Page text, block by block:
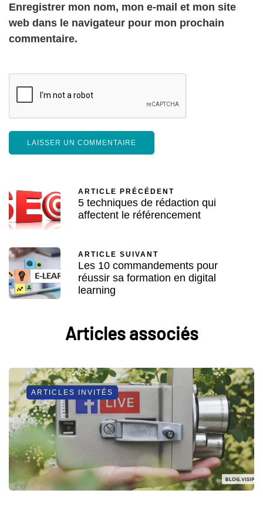
Enregistrer mon nom, mon e-mail et mon site
web dans le navigateur pour mon prochain
commentaire.
ARTICLE PRÉCÉDENT
5 techniques de rédaction qui
affectent le référencement
ARTICLE SUIVANT
Les 10 commandements pour
réussir sa formation en digital
learning
Articles associés
ARTICLES INVITÉS